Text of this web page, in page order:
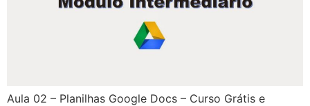
Aula 02 – Planilhas Google Docs – Curso Grátis e